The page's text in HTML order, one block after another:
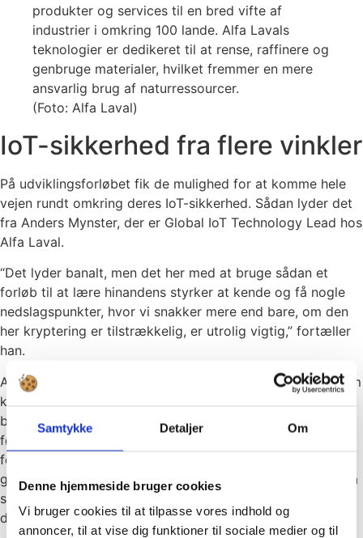
Samtykke Detaljer Om
Denne hjemmeside bruger cookies
Vi bruger cookies til at tilpasse vores indhold og
annoncer, til at vise dig funktioner til sociale medier og til
produkter og services til en bred vifte af
industrier i omkring 100 lande. Alfa Lavals
teknologier er dedikeret til at rense, raffinere og
genbruge materialer, hvilket fremmer en mere
ansvarlig brug af naturressourcer.
(Foto: Alfa Laval)
IoT-sikkerhed fra flere vinkler
På udviklingsforløbet fik de mulighed for at komme hele
vejen rundt omkring deres IoT-sikkerhed. Sådan lyder det
fra Anders Mynster, der er Global IoT Technology Lead hos
Alfa Laval.
“Det lyder banalt, men det her med at bruge sådan et
forløb til at lære hinandens styrker at kende og få nogle
nedslagspunkter, hvor vi snakker mere end bare, om den
her kryptering er tilstrækkelig, er utrolig vigtig,” fortæller
han.
Alfa Laval producerer blandt andet separationsudstyr, som
kan adskille faste stoffer fra flydende væsker. Maskinerne
bliver blandt andet brugt i spildevandsanlæg,
fødevareproduktion, herunder i fiskeindustrien og inden
for maritim transport. Når tankskibe har været en tur
gennem Panamakanalen og skal tømme ballasttankene, så
sørger Alfa Lavals udstyr for, at der ikke kommer invasive
dyrearter med.